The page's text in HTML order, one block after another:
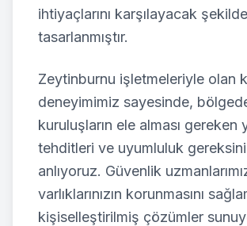
ihtiyaçlarını karşılayacak şekilde
tasarlanmıştır.
Zeytinburnu işletmeleriyle olan
deneyimimiz sayesinde,
kuruluşların ele alması gereken
tehditleri ve uyumluluk
anlıyoruz. Güvenlik
varlıklarınızın korunmasını
kişiselleştirilmiş çözümler